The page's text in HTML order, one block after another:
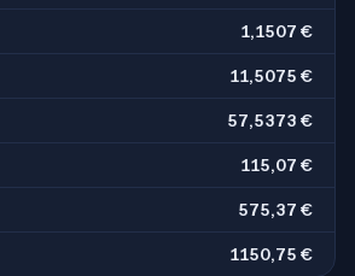
1,1507 €
11,5075 €
57,5373 €
115,07 €
575,37 €
1150,75 €